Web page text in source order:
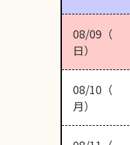
08/09（
日）
08/10（
月）